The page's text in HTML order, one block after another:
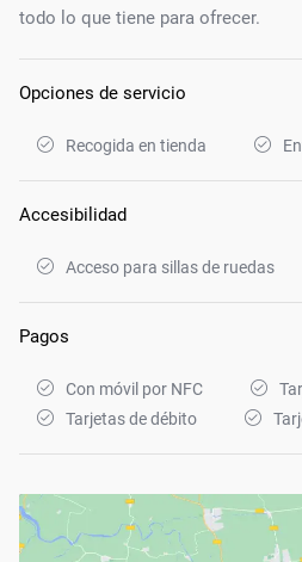
todo lo que tiene para ofrecer.
Opciones de servicio
Recogida en tienda
Accesibilidad
Acceso para sillas de ruedas
Pagos
Con móvil por NFC
Tarjetas de débito